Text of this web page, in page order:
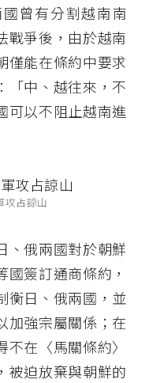
曾有分割越南南
戰爭後，由於越南
僅能在條約中要求
「中、越往來，不
可以不阻止越南進
攻占諒山
、俄兩國對於朝鮮
簽訂通商條約，
衡日、俄兩國，並
加強宗屬關係；在
在〈馬關條約〉
被迫放棄與朝鮮的